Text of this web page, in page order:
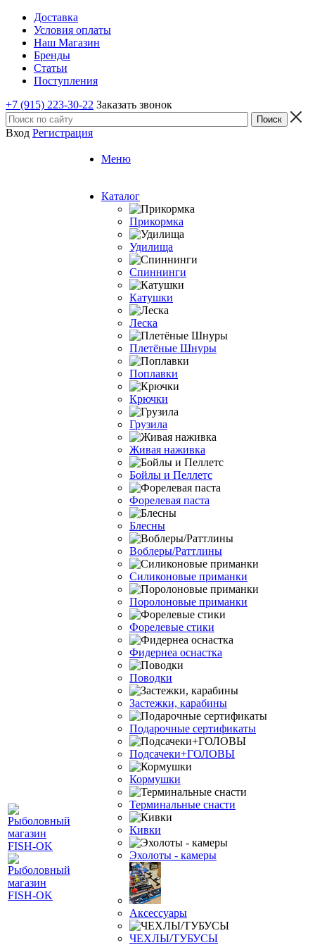
Доставка
Условия оплаты
Наш Магазин
Бренды
Статьи
Поступления
+7 (915) 223-30-22 Заказать звонок
Вход Регистрация
Меню
Каталог
Прикормка
Удилища
Спиннинги
Катушки
Леска
Плетёные Шнуры
Поплавки
Крючки
Грузила
Живая наживка
Бойлы и Пеллетс
Форелевая паста
Блесны
Воблеры/Раттлины
Силиконовые приманки
Поролоновые приманки
Форелевые стики
Фидернеа оснастка
Поводки
Застежки, карабины
Подарочные сертификаты
Подсачеки+ГОЛОВЫ
Кормушки
Терминальные снасти
Кивки
Эхолоты - камеры
Аксессуары
ЧЕХЛЫ/ТУБУСЫ